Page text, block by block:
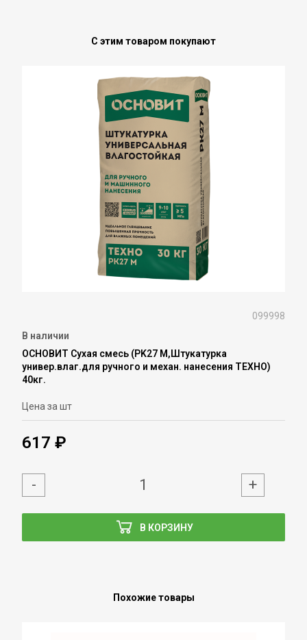
С этим товаром покупают
099998
В наличии
ОСНОВИТ Сухая смесь (PK27 M,Штукатурка
универ.влаг.для ручного и механ. нанесения ТЕХНО)
40кг.
Цена за шт
617 ₽
В КОРЗИНУ
- +
Похожие товары